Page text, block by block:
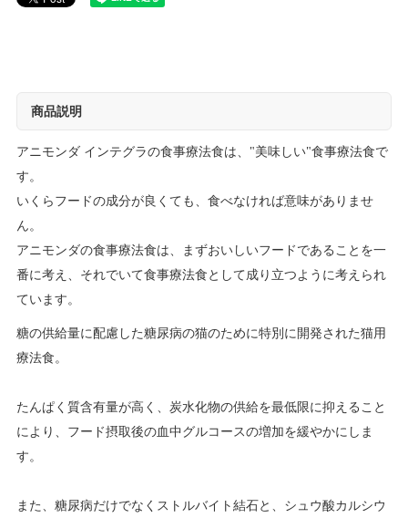
商品説明
アニモンダ インテグラの食事療法食は、"美味しい"食事療法食で
す。
いくらフードの成分が良くても、食べなければ意味がありませ
ん。
アニモンダの食事療法食は、まずおいしいフードであることを一
番に考え、それでいて食事療法食として成り立つように考えられ
ています。
糖の供給量に配慮した糖尿病の猫のために特別に開発された猫用
療法食。
たんぱく質含有量が高く、炭水化物の供給を最低限に抑えること
により、フード摂取後の血中グルコースの増加を緩やかにしま
す。
また、糖尿病だけでなくストルバイト結石と、シュウ酸カルシウ